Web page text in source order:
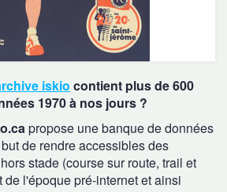
iskio contient plus de 600
1970 à nos jours ?
propose une banque de données
de rendre accessibles des
stade (course sur route, trail et
de l'époque pré-internet et ainsi